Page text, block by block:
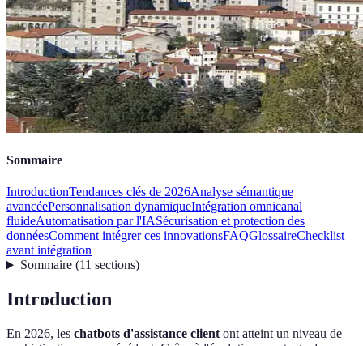
Sommaire
IntroductionTendances clés de 2026Analyse sémantique
avancéePersonnalisation dynamiqueIntégration omnicanal
fluideAutomatisation par l'IASécurisation et protection des
donnéesComment intégrer ces innovationsFAQGlossaireChecklist
avant intégration
Sommaire(11 sections)
Introduction
En 2026, les chatbots d'assistance client ont atteint un niveau de